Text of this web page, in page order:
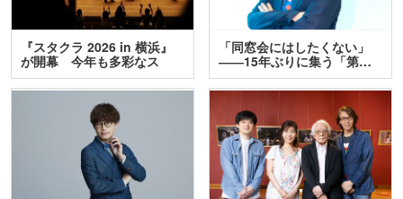
『スタクラ 2026 in 横浜』
が開幕 今年も多彩なス
テ…
「同窓会にはしたくない」
――15年ぶりに集う「第…